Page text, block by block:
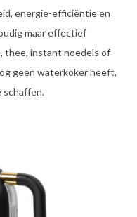
energie-efficiëntie en
maar effectief
thee, instant noedels of
geen waterkoker heeft,
schaffen.